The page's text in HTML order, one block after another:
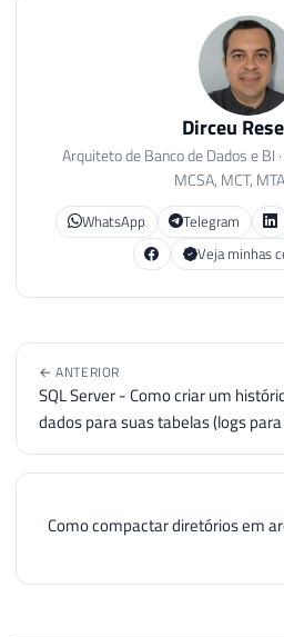
Dirceu
Arquiteto de Banco de Dados e BI
MCSA, MCT,
WhatsApp
Telegram
Veja minhas
← ANTERIOR
SQL Server - Como criar um
dados para suas tabelas (logs
Como compactar diretórios em